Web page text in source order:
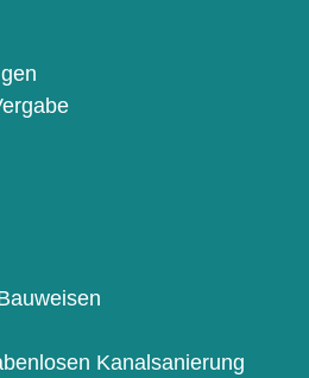
Kanalsanierung